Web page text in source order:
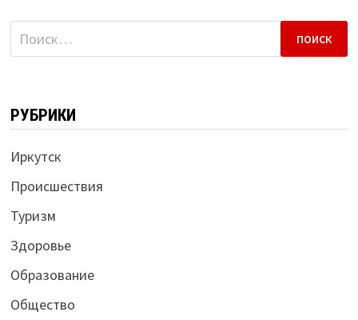
Найти:
РУБРИКИ
Иркутск
Происшествия
Туризм
Здоровье
Образование
Общество